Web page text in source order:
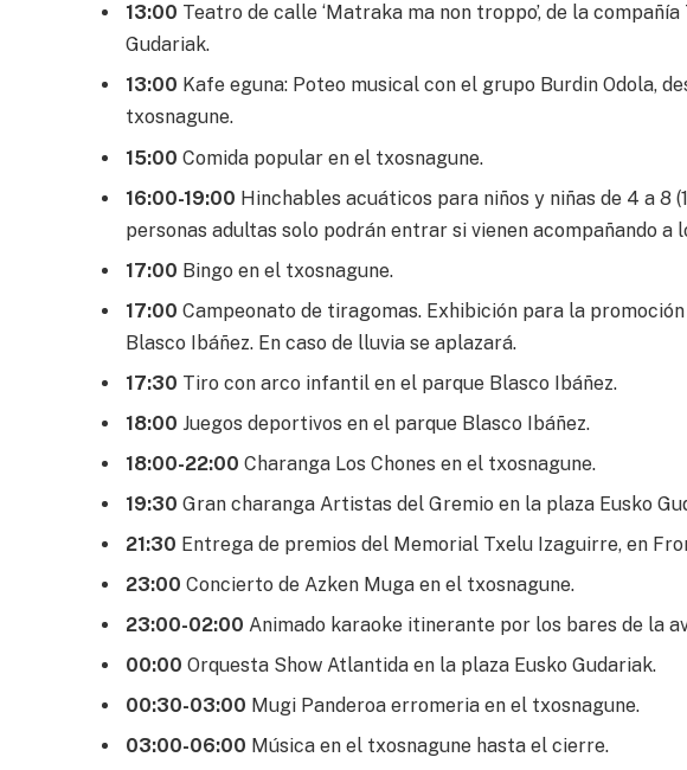
13:00 Teatro de calle ‘Matraka ma non troppo’, de la
Gudariak.
13:00 Kafe eguna: Poteo musical con el grupo Burdin Odola,
txosnagune.
15:00 Comida popular en el txosnagune.
16:00-19:00 Hinchables acuáticos para niños y niñas de 4 a 8
personas adultas solo podrán entrar si vienen acompañando a
17:00 Bingo en el txosnagune.
17:00 Campeonato de tiragomas. Exhibición para la
Blasco Ibáñez. En caso de lluvia se aplazará.
17:30 Tiro con arco infantil en el parque Blasco Ibáñez.
18:00 Juegos deportivos en el parque Blasco Ibáñez.
18:00-22:00 Charanga Los Chones en el txosnagune.
19:30 Gran charanga Artistas del Gremio en la plaza Eusko
21:30 Entrega de premios del Memorial Txelu Izaguirre, en
23:00 Concierto de Azken Muga en el txosnagune.
23:00-02:00 Animado karaoke itinerante por los bares de la
00:00 Orquesta Show Atlantida en la plaza Eusko Gudariak.
00:30-03:00 Mugi Panderoa erromeria en el txosnagune.
03:00-06:00 Música en el txosnagune hasta el cierre.